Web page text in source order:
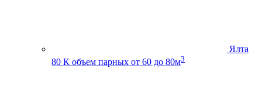
Ялта
80 К объем парных от 60 до 80м3